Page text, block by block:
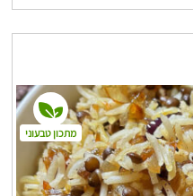
מתכון טבעוני